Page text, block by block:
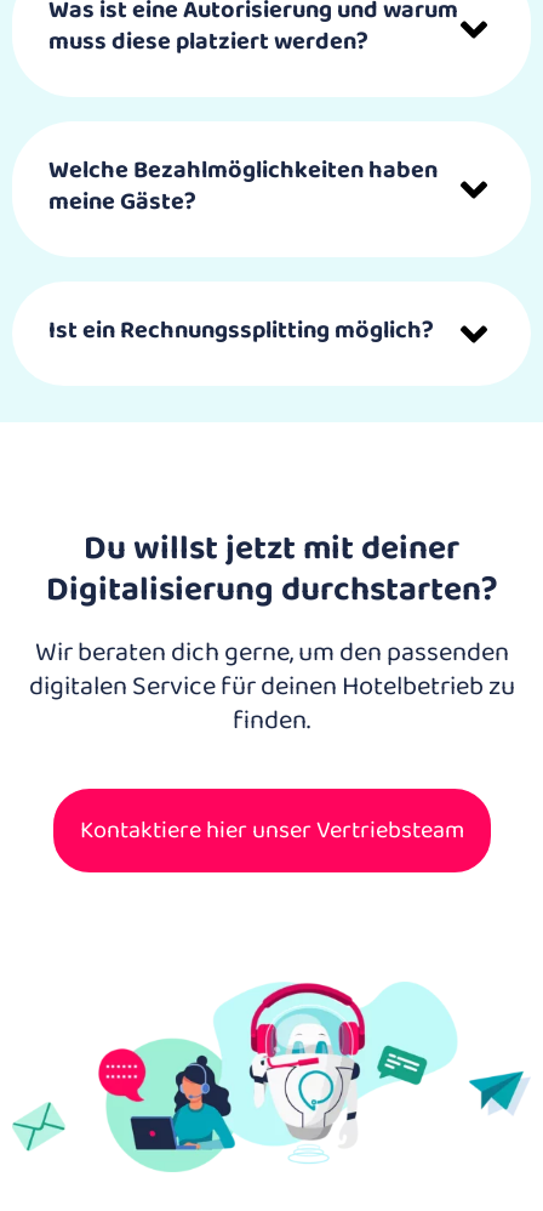
Was ist eine Autorisierung und warum
muss diese platziert werden?
Welche Bezahlmöglichkeiten haben
meine Gäste?
Ist ein Rechnungssplitting möglich?
Du willst jetzt mit deiner
Digitalisierung durchstarten?
Wir beraten dich gerne, um den passenden
digitalen Service für deinen Hotelbetrieb zu
finden.
Kontaktiere hier unser Vertriebsteam